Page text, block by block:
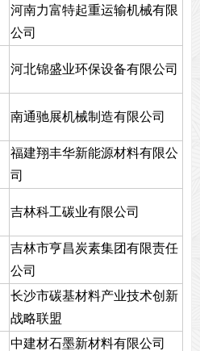
河南力富特起重运输机械有限
公司
河北锦盛业环保设备有限公司
南通驰展机械制造有限公司
福建翔丰华新能源材料有限公
司
吉林科工碳业有限公司
吉林市亨昌炭素集团有限责任
公司
长沙市碳基材料产业技术创新
战略联盟
中建材石墨新材料有限公司